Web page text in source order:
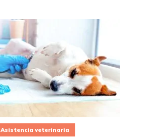
Asistencia veterinaria